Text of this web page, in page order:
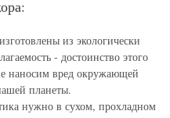
изготовлены из экологически
- достоинство этого
наносим вред окружающей
планеты.
нужно в сухом, прохладном